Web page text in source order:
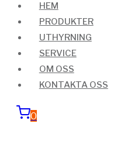
HEM
PRODUKTER
UTHYRNING
SERVICE
OM OSS
KONTAKTA OSS
0